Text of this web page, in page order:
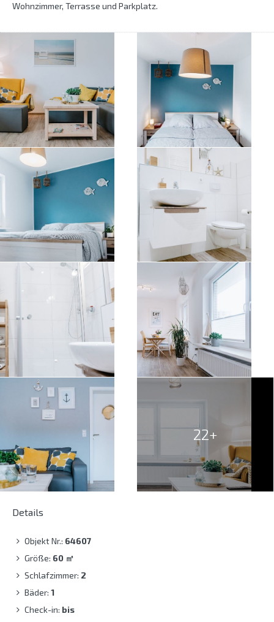
Wohnzimmer, Terrasse und Parkplatz.
22+
Details
Objekt Nr.: 64607
Größe: 60 ㎡
Schlafzimmer: 2
Bäder: 1
Check-in: bis